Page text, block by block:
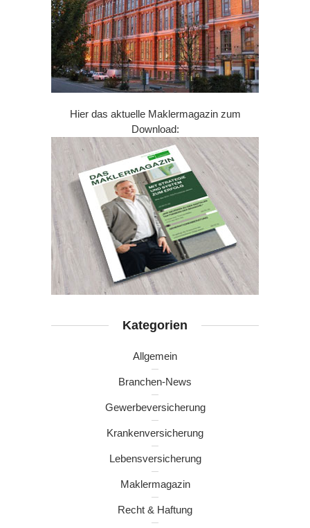
Hier das aktuelle Maklermagazin zum
Download:
Kategorien
Allgemein
Branchen-News
Gewerbeversicherung
Krankenversicherung
Lebensversicherung
Maklermagazin
Recht & Haftung